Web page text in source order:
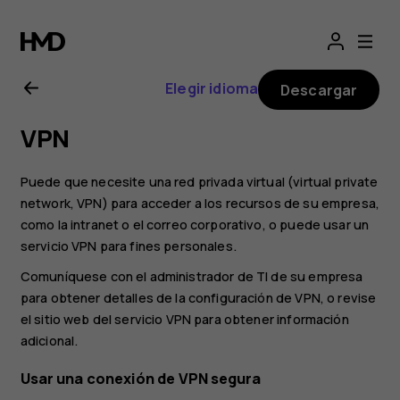
Manual
del
usuario
de
Nokia
2.1
Elegir idioma Descargar
VPN
Puede que necesite una red privada virtual (virtual private
network, VPN) para acceder a los recursos de su empresa,
como la intranet o el correo corporativo, o puede usar un
servicio VPN para fines personales.
Comuníquese con el administrador de TI de su empresa
para obtener detalles de la configuración de VPN, o revise
el sitio web del servicio VPN para obtener información
adicional.
Usar una conexión de VPN segura